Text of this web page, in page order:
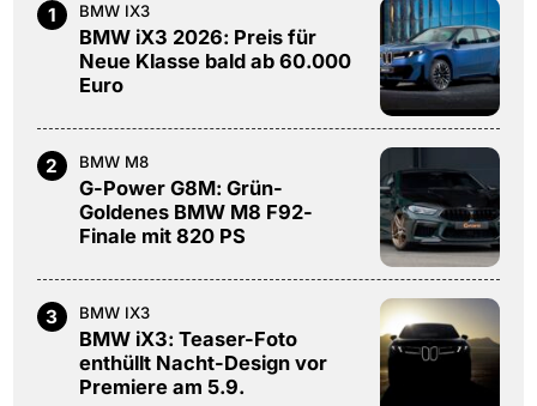
1 BMW IX3
BMW iX3 2026: Preis für
Neue Klasse bald ab 60.000
Euro
2 BMW M8
G-Power G8M: Grün-
Goldenes BMW M8 F92-
Finale mit 820 PS
3 BMW IX3
BMW iX3: Teaser-Foto
enthüllt Nacht-Design vor
Premiere am 5.9.